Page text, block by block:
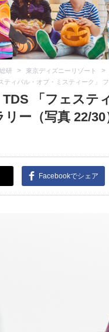
研 > 東京ディズニーリゾート >
ティバル・オブ・ミスティーク」
TDS 「フェステ
ー（写真 22/30
Facebookでシェア